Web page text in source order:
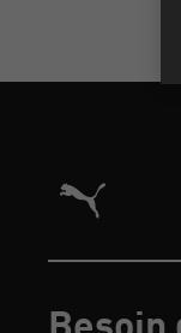
Architecture
Besoin